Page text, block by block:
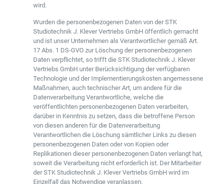
wird.
Wurden die personenbezogenen Daten von der STK
Studiotechnik J. Klever Vertriebs GmbH öffentlich gemacht
und ist unser Unternehmen als Verantwortlicher gemäß Art.
17 Abs. 1 DS-GVO zur Löschung der personenbezogenen
Daten verpflichtet, so trifft die STK Studiotechnik J. Klever
Vertriebs GmbH unter Berücksichtigung der verfügbaren
Technologie und der Implementierungskosten angemessene
Maßnahmen, auch technischer Art, um andere für die
Datenverarbeitung Verantwortliche, welche die
veröffentlichten personenbezogenen Daten verarbeiten,
darüber in Kenntnis zu setzen, dass die betroffene Person
von diesen anderen für die Datenverarbeitung
Verantwortlichen die Löschung sämtlicher Links zu diesen
personenbezogenen Daten oder von Kopien oder
Replikationen dieser personenbezogenen Daten verlangt hat,
soweit die Verarbeitung nicht erforderlich ist. Der Mitarbeiter
der STK Studiotechnik J. Klever Vertriebs GmbH wird im
Einzelfall das Notwendige veranlassen.